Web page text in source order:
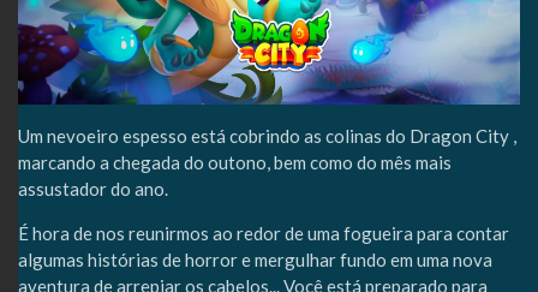
Um nevoeiro espesso está cobrindo as colinas do Dragon City ,
marcando a chegada do outono, bem como do mês mais
assustador do ano.
É hora de nos reunirmos ao redor de uma fogueira para contar
algumas histórias de horror e mergulhar fundo em uma nova
aventura de arrepiar os cabelos... Você está preparado para